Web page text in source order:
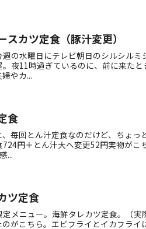
スカツ定食（豚汁変更）
週の水曜日にテレビ朝日のシルシル
夜11時過ぎているのに、前に来た
やカ...
食
毎回とん汁定食なのだけど、ちょっ
円＋とん汁大へ変更52円実物がこ
...
ツ定食
メニュー。海鮮タレカツ定食。（
がこちら。エビフライとイカフライ